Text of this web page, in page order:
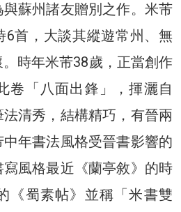
蘇州諸友贈別之作。米芾
6首，大談其縱遊常州、無
時年米芾38歲，正當創作
卷「八面出鋒」，揮灑自
清秀，結構精巧，有晉兩
年書法風格受晉書影響的
風格最近《蘭亭敘》的時
《蜀素帖》並稱「米書雙